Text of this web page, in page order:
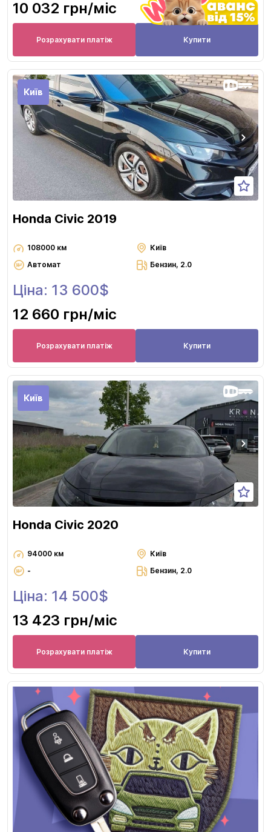
10 032 грн/міс
Розрахувати платіж Купити
Київ
Honda Civic 2019
108000 км
Київ
Автомат
Бензин, 2.0
Ціна: 13 600$
12 660 грн/міс
Розрахувати платіж Купити
Київ
Honda Civic 2020
94000 км
Київ
-
Бензин, 2.0
Ціна: 14 500$
13 423 грн/міс
Розрахувати платіж Купити